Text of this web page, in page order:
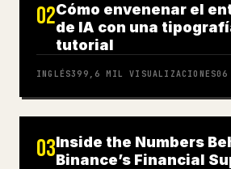
02Cómo envenenar el
de IA con una
tutorial
INGLÉS399,6 MIL VISUALIZACIONES06
03Inside the Numbers
Binance’s Financial